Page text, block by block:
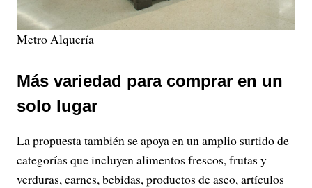
Metro Alquería
Más variedad para comprar en un
solo lugar
La propuesta también se apoya en un amplio surtido de
categorías que incluyen alimentos frescos, frutas y
verduras, carnes, bebidas, productos de aseo, artículos